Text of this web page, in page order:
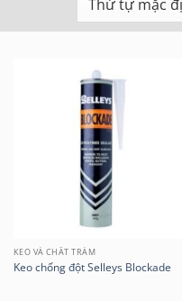
KEO VÀ CHẤT TRÁM
Keo chống đột Selleys Blockade